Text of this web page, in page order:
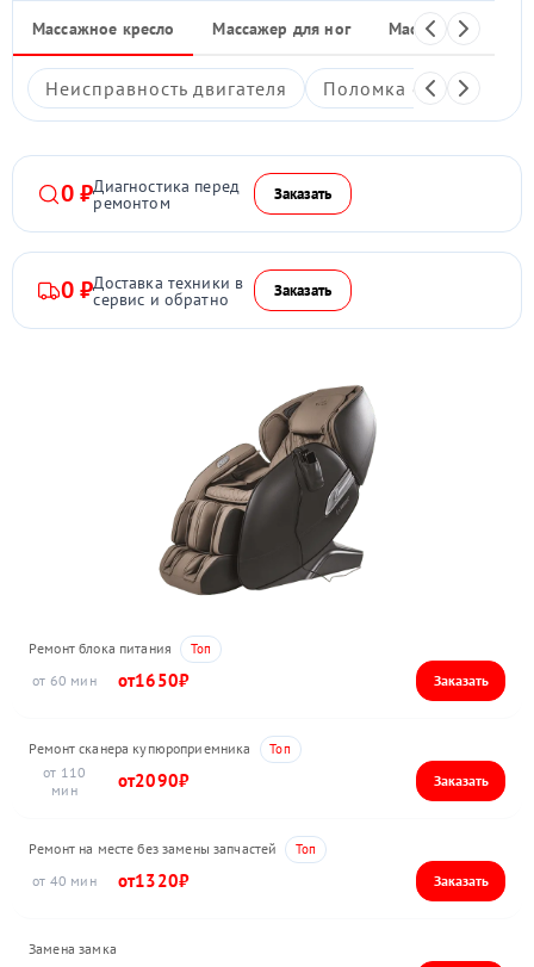
Массажное кресло Массажер для ног Массажные
Неисправность двигателя Поломка системы
0 ₽Диагностика перед
ремонтом Заказать
0 ₽Доставка техники в
сервис и обратно Заказать
Ремонт блока питания
60
1650
Ремонт сканера купюроприемника
110
2090
Ремонт на месте без замены запчастей
40
1320
Замена замка